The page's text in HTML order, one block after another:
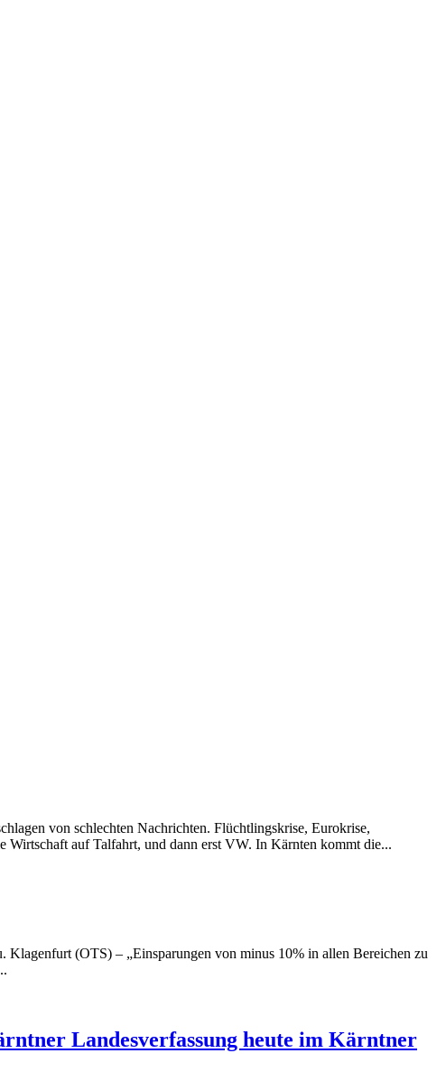
von schlechten Nachrichten. Flüchtlingskrise, Eurokrise,
Wirtschaft auf Talfahrt, und dann erst VW. In Kärnten kommt die...
Klagenfurt (OTS) – „Einsparungen von minus 10% in allen Bereichen zu
Landesverfassung heute im Kärntner